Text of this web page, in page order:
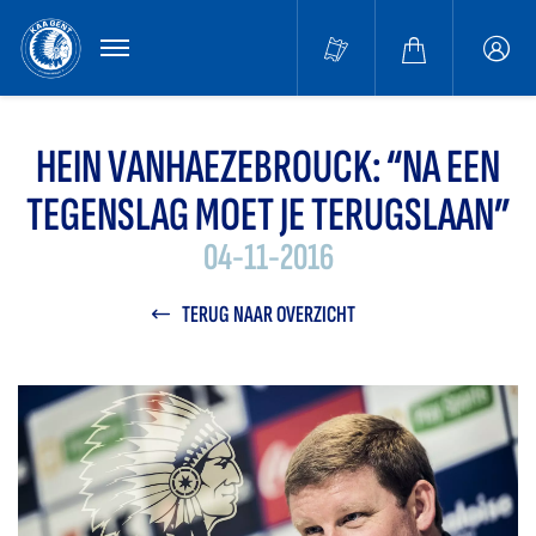
MENU
HEIN VANHAEZEBROUCK: “NA EEN
TEGENSLAG MOET JE TERUGSLAAN”
04-11-2016
TERUG NAAR OVERZICHT